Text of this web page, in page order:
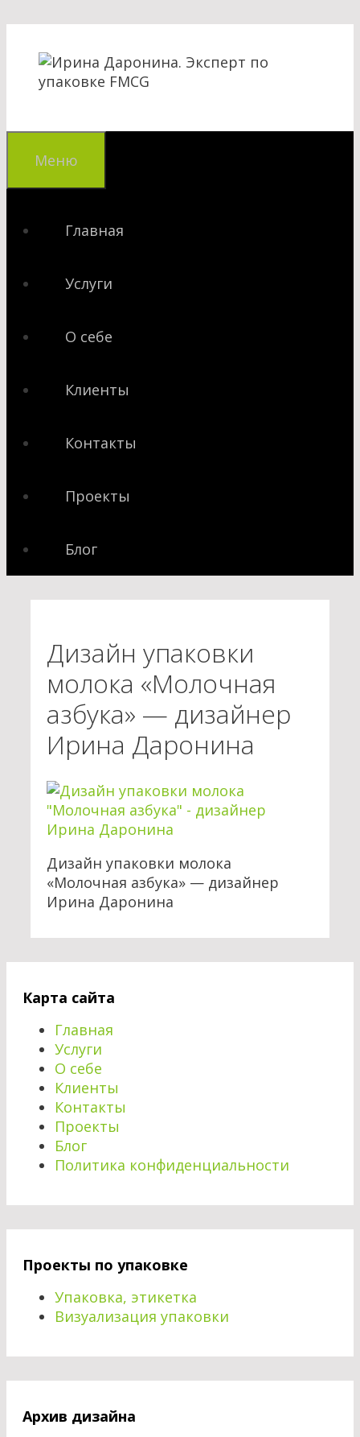
содержимому
Меню
Главная
Услуги
О себе
Клиенты
Контакты
Проекты
Блог
Дизайн упаковки
молока «Молочная
азбука» — дизайнер
Ирина Даронина
Дизайн упаковки молока
«Молочная азбука» — дизайнер
Ирина Даронина
Карта сайта
Главная
Услуги
О себе
Клиенты
Контакты
Проекты
Блог
Политика конфиденциальности
Проекты по упаковке
Упаковка, этикетка
Визуализация упаковки
Архив дизайна